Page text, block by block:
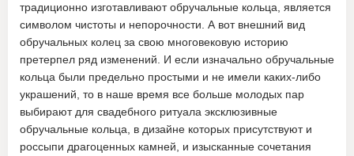
традиционно изготавливают обручальные кольца, является
символом чистоты и непорочности. А вот внешний вид
обручальных колец за свою многовековую историю
претерпел ряд изменений. И если изначально обручальные
кольца были предельно простыми и не имели каких-либо
украшений, то в наше время все больше молодых пар
выбирают для свадебного ритуала эксклюзивные
обручальные кольца, в дизайне которых присутствуют и
россыпи драгоценных камней, и изысканные сочетания